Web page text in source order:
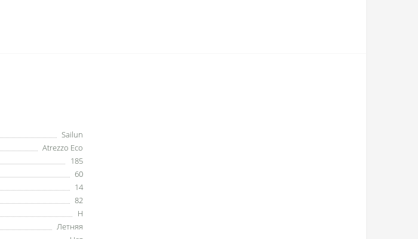
Sailun
Atrezzo Eco
185
60
14
82
H
Летняя